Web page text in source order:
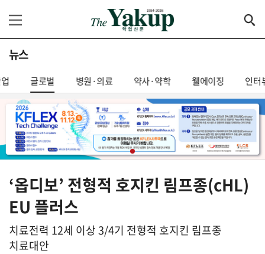
뉴스
글로벌 병원·의료 약사·약학 웰에이징 인터
‘옵디보’ 전형적 호지킨 림프종(cHL)
EU 플러스
치료전력 12세 이상 3/4기 전형적 호지킨 림프종
치료대안